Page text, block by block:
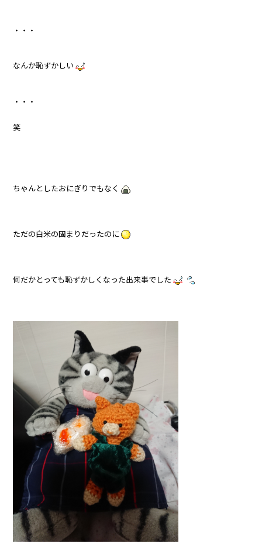
・・・
なんか恥ずかしい
・・・
笑
ちゃんとしたおにぎりでもなく
ただの白米の固まりだったのに
何だかとっても恥ずかしくなった出来事でした